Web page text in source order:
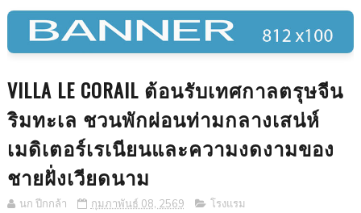
VILLA LE CORAIL ต้อนรับเทศกาลตรุษจีน
ริมทะเล ชวนพักผ่อนท่ามกลางเสน่ห์
เมดิเตอร์เรเนียนและความงดงามของ
ชายฝั่งเวียดนาม
นก ปีกกล้า กุมภาพันธ์ 08, 2569 โรงแรม